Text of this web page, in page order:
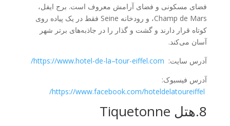
فضای مسکونی و فضای آرامش معروف است. برج ایفل،
Champ de Mars، و رودخانه Seine فقط در یک پیاده روی
کوتاه قرار دارند و گشت و گذار را در جاذبه‌های برتر شهر
آسان می‌کند.
آدرس سایت:
https://www.hotel-de-la–tour-eiffel.com/
آدرس فیسبوک:
https://www.facebook.com/hoteldelatoureiffel/
8.هتل Tiquetonne